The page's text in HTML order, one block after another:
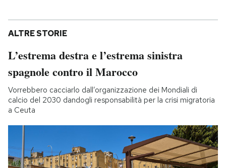
ALTRE STORIE
L’estrema destra e l’estrema sinistra
spagnole contro il Marocco
Vorrebbero cacciarlo dall’organizzazione dei Mondiali di
calcio del 2030 dandogli responsabilità per la crisi migratoria
a Ceuta